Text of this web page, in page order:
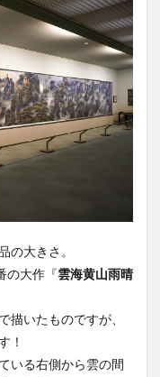
の大きさ。
の大作『雲海黄山雨晴
描いたものですが、
！
いる右側から雲の間